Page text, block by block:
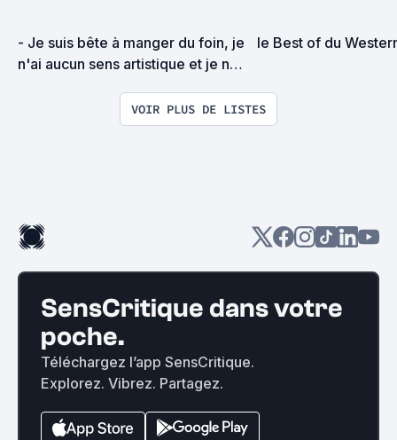
- Je suis bête à manger du foin, je
n'ai aucun sens artistique et je ne
Traducteur de titres, ça vous dit ?
Ça paye en dollars.
le Best of du
VOIR PLUS DE LISTES
SensCritique dans votre
poche.
Téléchargez l’app SensCritique.
Explorez. Vibrez. Partagez.